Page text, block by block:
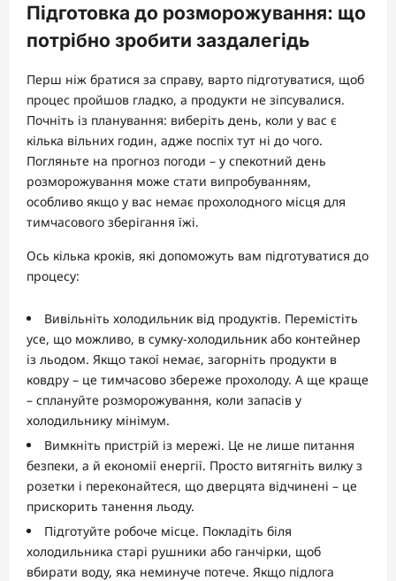
Підготовка до розморожування: що
потрібно зробити заздалегідь
Перш ніж братися за справу, варто підготуватися, щоб
процес пройшов гладко, а продукти не зіпсувалися.
Почніть із планування: виберіть день, коли у вас є
кілька вільних годин, адже поспіх тут ні до чого.
Погляньте на прогноз погоди – у спекотний день
розморожування може стати випробуванням,
особливо якщо у вас немає прохолодного місця для
тимчасового зберігання їжі.
Ось кілька кроків, які допоможуть вам підготуватися до
процесу:
Вивільніть холодильник від продуктів. Перемістіть
усе, що можливо, в сумку-холодильник або контейнер
із льодом. Якщо такої немає, загорніть продукти в
ковдру – це тимчасово збереже прохолоду. А ще краще
– сплануйте розморожування, коли запасів у
холодильнику мінімум.
Вимкніть пристрій із мережі. Це не лише питання
безпеки, а й економії енергії. Просто витягніть вилку з
розетки і переконайтеся, що дверцята відчинені – це
прискорить танення льоду.
Підготуйте робоче місце. Покладіть біля
холодильника старі рушники або ганчірки, щоб
вбирати воду, яка неминуче потече. Якщо підлога